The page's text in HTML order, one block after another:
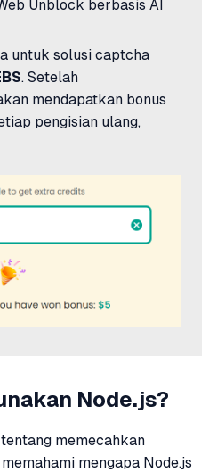
Unblock berbasis AI
untuk solusi captcha
. Setelah
mendapatkan bonus
pengisian ulang,
Node.js?
memecahkan
mengapa Node.js